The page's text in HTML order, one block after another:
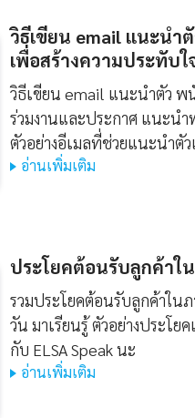
วิธีเขียน email แนะนํา
เพื่อสร้างความประทับใ
วิธีเขียน email แนะนําตัว
ร่วมงานและประกาศ แนะนํ
ตัวอย่างอีเมลที่ช่วยแนะนำตั
อ่านเพิ่มเติม
ประโยคต้อนรับลูกค้า
รวมประโยคต้อนรับลูกค้าใน
วัน มาเรียนรู้ ตัวอย่างประโ
กับ ELSA Speak นะ
อ่านเพิ่มเติม